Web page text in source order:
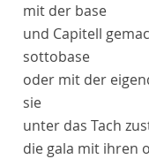
mit der base
und Capitell
sottobase
oder mit der
sie
unter das Tach
die gala mit ihren